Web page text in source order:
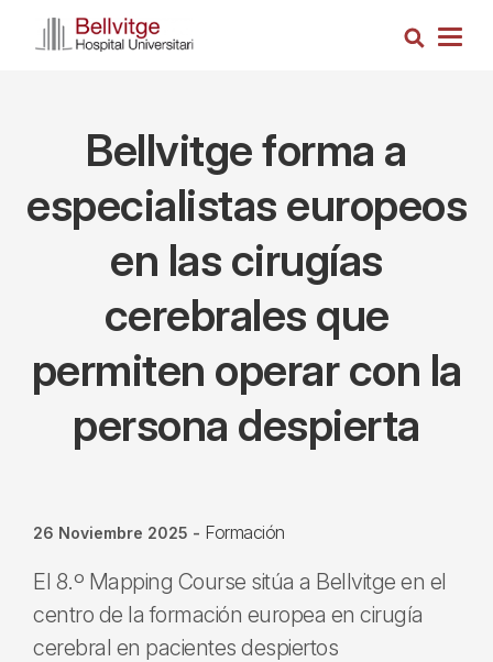
Busca
Bellvitge forma a
especialistas europeos
en las cirugías
cerebrales que
permiten operar con la
persona despierta
26 Noviembre 2025 - Formación
El 8.º Mapping Course sitúa a Bellvitge en el
centro de la formación europea en cirugía
cerebral en pacientes despiertos